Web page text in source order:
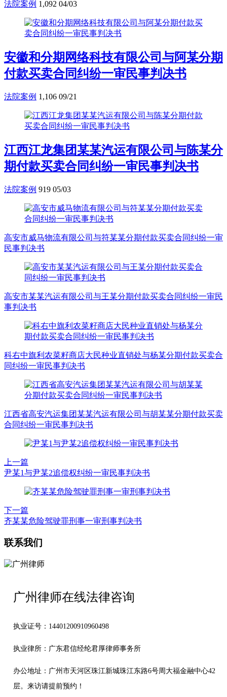
法院案例 1,092 04/03
安徽和分期网络科技有限公司与阿某分期
付款买卖合同纠纷一审民事判决书
法院案例 1,106 09/21
江西江龙集团某某汽运有限公司与陈某分
期付款买卖合同纠纷一审民事判决书
法院案例 919 05/03
高安市威马物流有限公司与符某某分期付款买卖合同纠纷一审
民事判决书
高安市某某汽运有限公司与王某分期付款买卖合同纠纷一审民
事判决书
科右中旗利农菜籽商店大民种业直销处与杨某分期付款买卖合
同纠纷一审民事判决书
江西省高安汽运集团某某汽运有限公司与胡某某分期付款买卖
合同纠纷一审民事判决书
上一篇
尹某1与尹某2追偿权纠纷一审民事判决书
下一篇
齐某某危险驾驶罪刑事一审刑事判决书
联系我们
广州律师在线法律咨询
执业证号：14401200910960498
执业律所：广东君信经纶君厚律师事务所
办公地址： 广州市天河区珠江新城珠江东路6号周大福金融中心42
层。来访请提前预约！